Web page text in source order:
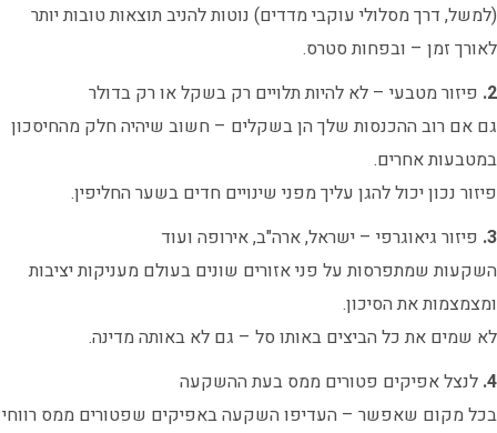
(למשל, דרך מסלולי עוקבי מדדים) נוטות להניב תוצאות טובות יותר
לאורך זמן – ובפחות סטרס.
2. פיזור מטבעי – לא להיות תלויים רק בשקל או רק בדולר
גם אם רוב ההכנסות שלך הן בשקלים – חשוב שיהיה חלק מהחיסכון
במטבעות אחרים.
פיזור נכון יכול להגן עליך מפני שינויים חדים בשער החליפין.
3. פיזור גיאוגרפי – ישראל, ארה"ב, אירופה ועוד
השקעות שמתפרסות על פני אזורים שונים בעולם מעניקות יציבות
ומצמצמות את הסיכון.
לא שמים את כל הביצים באותו סל – גם לא באותה מדינה.
4. לנצל אפיקים פטורים ממס בעת ההשקעה
בכל מקום שאפשר – העדיפו השקעה באפיקים שפטורים ממס רווחי